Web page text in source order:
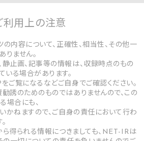
利用上の注意
内容について、正確性、相当性、その他一
りません。
静止画、記事等の情報は、収録時点のもの
いる場合があります。
ご覧になるなどご自身でご確認ください。
誘のためのものではありませんので、この
場合にも、
ねますので、ご自身の責任において行わ
得られる情報につきましても、NET-IRは